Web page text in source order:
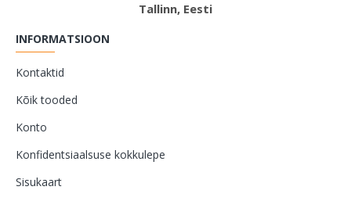
Tallinn, Eesti
INFORMATSIOON
Kontaktid
Kõik tooded
Konto
Konfidentsiaalsuse kokkulepe
Sisukaart